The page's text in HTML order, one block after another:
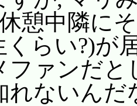
憩中隣に
くらい?)
ファンだと
れないんだ